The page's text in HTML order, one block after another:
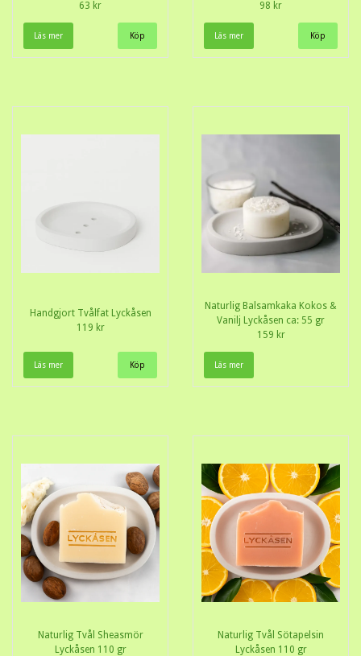
63 kr
Läs mer
98 kr
Läs mer
Handgjort Tvålfat Lyckåsen
119 kr
Läs mer
Naturlig Balsamkaka Kokos &
Vanilj Lyckåsen ca: 55 gr
159 kr
Läs mer
Naturlig Tvål Sheasmör
Lyckåsen 110 gr
Naturlig Tvål Sötapelsin
Lyckåsen 110 gr